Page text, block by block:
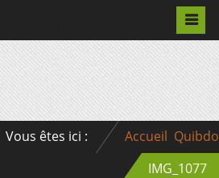
Vous êtes ici : Accueil Quibdo
IMG_1077